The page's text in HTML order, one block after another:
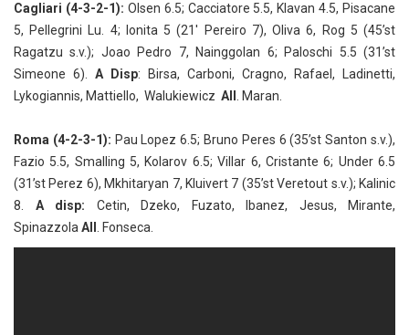
Cagliari (4-3-2-1): Olsen 6.5; Cacciatore 5.5, Klavan 4.5, Pisacane
5, Pellegrini Lu. 4; Ionita 5 (21′ Pereiro 7), Oliva 6, Rog 5 (45’st
Ragatzu s.v.); Joao Pedro 7, Nainggolan 6; Paloschi 5.5 (31’st
Simeone 6). A Disp: Birsa, Carboni, Cragno, Rafael, Ladinetti,
Lykogiannis, Mattiello, Walukiewicz All . Maran.
Roma (4-2-3-1): Pau Lopez 6.5; Bruno Peres 6 (35’st Santon s.v.),
Fazio 5.5, Smalling 5, Kolarov 6.5; Villar 6, Cristante 6; Under 6.5
(31’st Perez 6), Mkhitaryan 7, Kluivert 7 (35’st Veretout s.v.); Kalinic
8. A disp: Cetin, Dzeko, Fuzato, Ibanez, Jesus, Mirante,
SpinazzolaAll . Fonseca.